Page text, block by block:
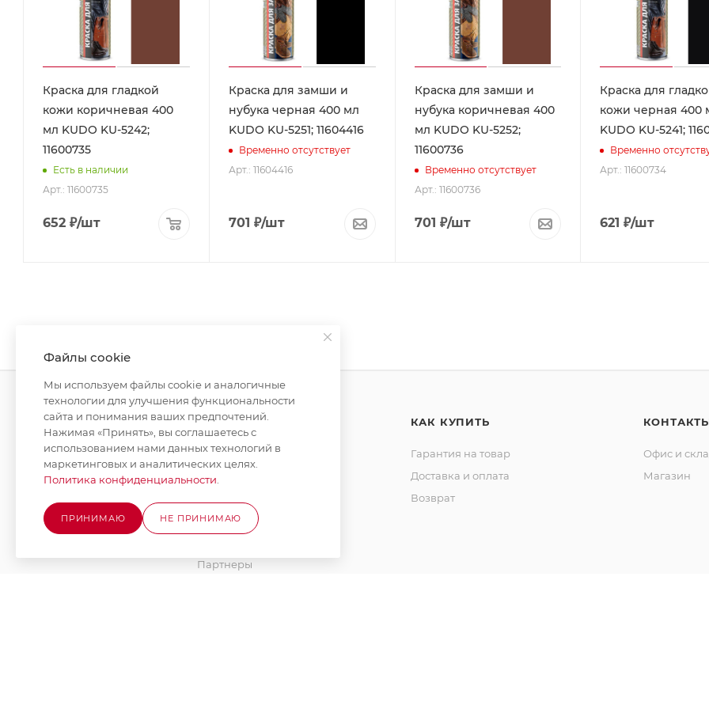
Краска для гладкой
кожи коричневая 400
мл KUDO KU-5242;
11600735
Есть в наличии
Арт.: 11600735
652 ₽/шт
Краска для замши и
нубука черная 400 мл
KUDO KU-5251; 11604416
Временно отсутствует
Арт.: 11604416
701 ₽/шт
Краска для замши и
нубука коричневая 400
мл KUDO KU-5252;
11600736
Временно отсутствует
Арт.: 11600736
701 ₽/шт
Краска для
кожи черная 400
KUDO KU-5241;
Временно
Арт.: 11600734
621 ₽/шт
КАТАЛОГ
АКЦИИ
БРЕНДЫ
КОМПАНИЯ
О компании
Новости
Юридическим лицам
Партнеры
КАК КУПИТЬ
Гарантия на товар
Доставка и оплата
Возврат
Офис и
Магазин
Файлы cookie
Мы используем файлы cookie и аналогичные
технологии для улучшения функциональности
сайта и понимания ваших предпочтений.
Нажимая «Принять», вы соглашаетесь с
использованием нами данных технологий в
маркетинговых и аналитических целях.
Политика конфиденциальности
ПРИНИМАЮ НЕ ПРИНИМАЮ